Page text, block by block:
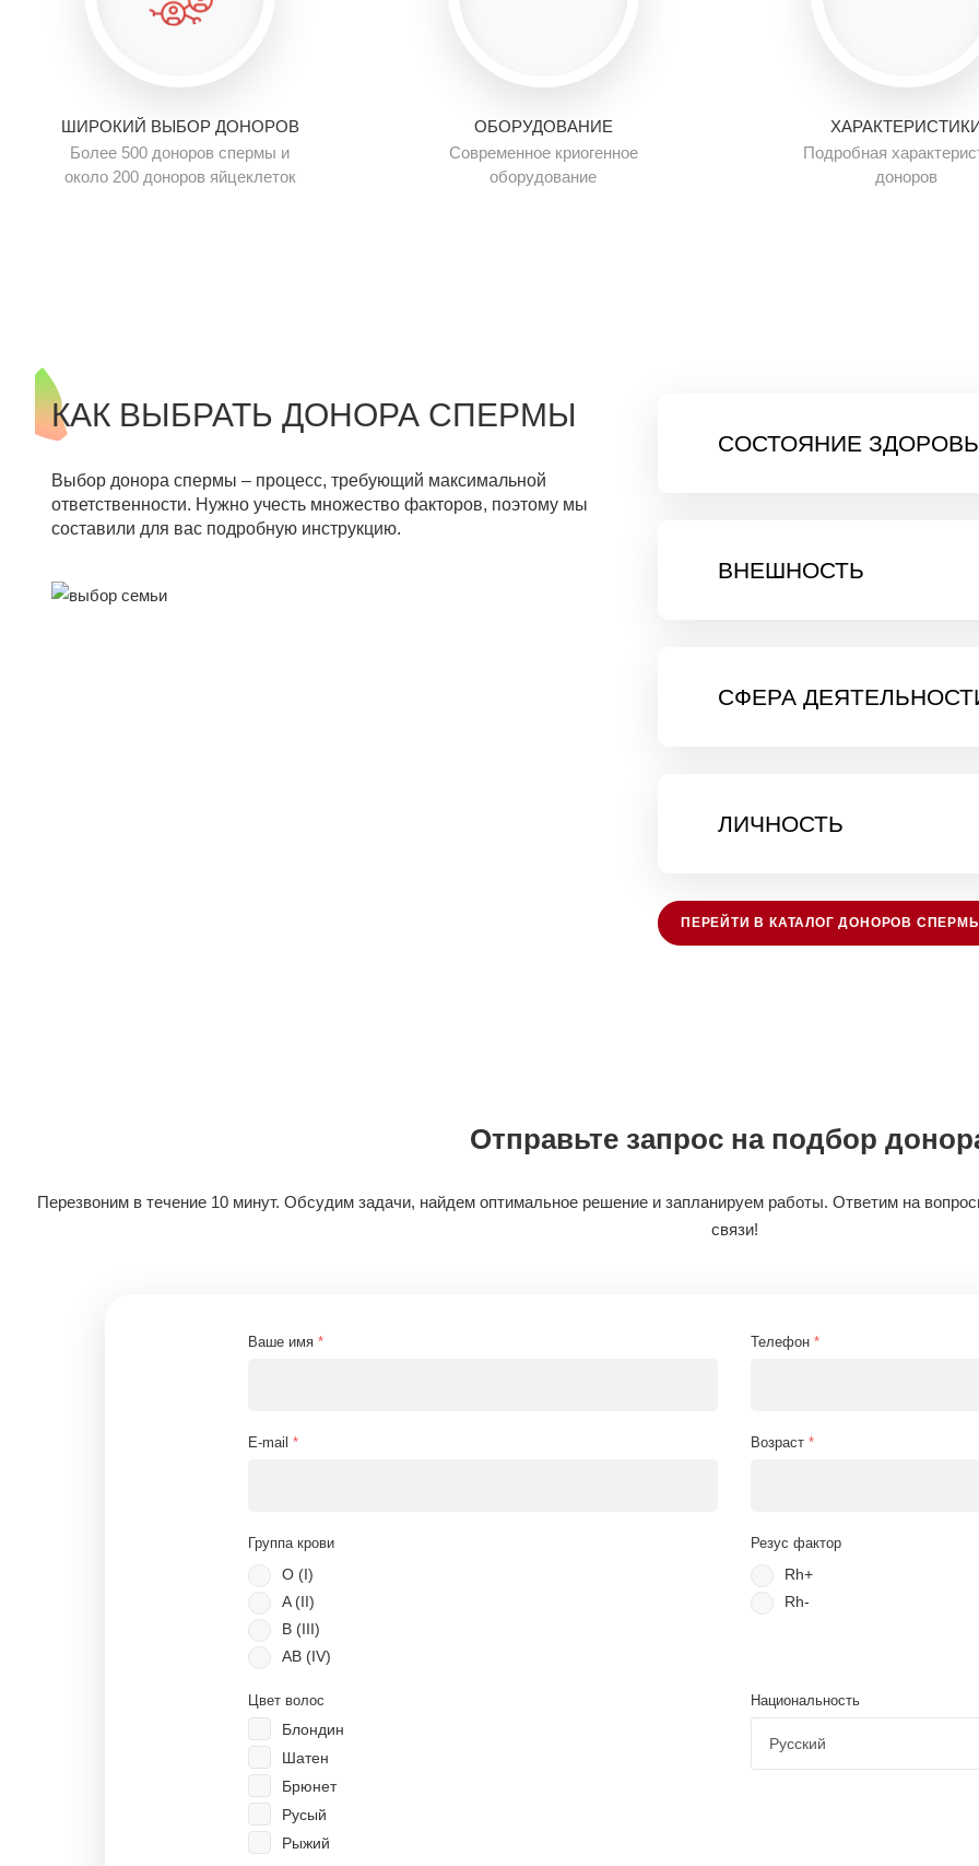
ШИРОКИЙ ВЫБОР ДОНОРОВ
Более 500 доноров спермы и
около 200 доноров яйцеклеток
ОБОРУДОВАНИЕ
Современное криогенное
оборудование
Подробная
доноров
КАК ВЫБРАТЬ ДОНОРА СПЕРМЫ
Выбор донора спермы – процесс, требующий максимальной
ответственности. Нужно учесть множество факторов, поэтому мы
составили для вас подробную инструкцию.
СОСТОЯНИЕ
ВНЕШНОСТЬ
СФЕРА
ЛИЧНОСТЬ
ПЕРЕЙТИ В КАТАЛОГ ДОНОРОВ
Отправьте запрос на подбор
Перезвоним в течение 10 минут. Обсудим задачи, найдем оптимальное решение и запланируем работы. Ответим на
связи!
Ваше имя * Телефон *
E-mail * Возраст *
Группа крови
O (I)
A (II)
B (III)
AB (IV)
Резус фактор
Rh+
Rh-
Цвет волос
Блондин
Шатен
Брюнет
Русый
Рыжий
Национальность